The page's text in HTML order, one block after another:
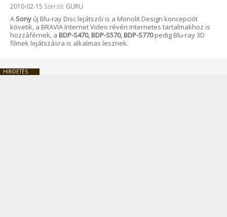
Beküldve:
2010-02-15 Szerző: GURU
A Sony új Blu-ray Disc lejátszói is a Monolit Design koncepciót
követik, a BRAVIA Internet Video révén internetes tartalmakhoz is
hozzáférnek, a BDP-S470, BDP-S570, BDP-S770pedig Blu-ray 3D
filmek lejátszásra is alkalmas lesznek.
HIRDETÉS